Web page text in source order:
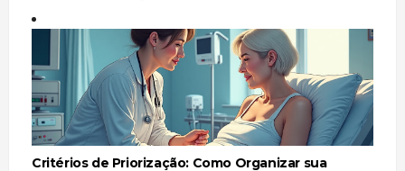
Critérios de Priorização: Como Organizar sua